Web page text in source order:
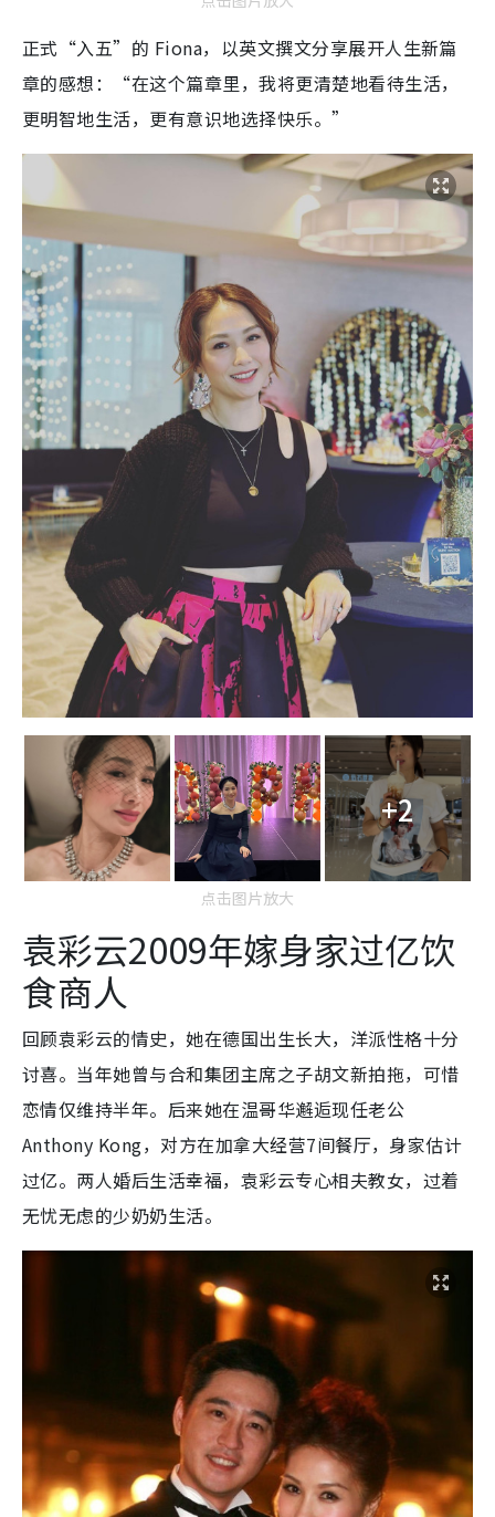
正式“入五”的 Fiona，以英文撰文分享展开人生新篇
章的感想：“在这个篇章里，我将更清楚地看待生活，
更明智地生活，更有意识地选择快乐。”
+2
点击图片放大
袁彩云2009年嫁身家过亿饮
食商人
回顾袁彩云的情史，她在德国出生长大，洋派性格十分
讨喜。当年她曾与合和集团主席之子胡文新拍拖，可惜
恋情仅维持半年。后来她在温哥华邂逅现任老公
Anthony Kong，对方在加拿大经营7间餐厅，身家估计
过亿。两人婚后生活幸福，袁彩云专心相夫教女，过着
无忧无虑的少奶奶生活。